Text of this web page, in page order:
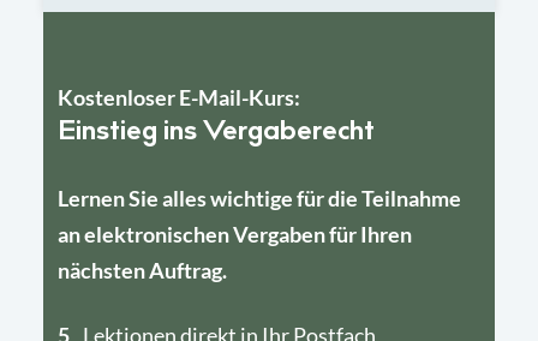
Kostenloser E-Mail-Kurs:
Einstieg ins Vergaberecht
Lernen Sie alles wichtige für die Teilnahme
an elektronischen Vergaben für Ihren
nächsten Auftrag.
5 Lektionen direkt in Ihr Postfach
4